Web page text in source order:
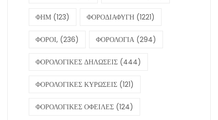
ΦΗΜ (123) ΦΟΡΟΔΙΑΦΥΓΗ (1221)
ΦΟΡΟΙ, (236) ΦΟΡΟΛΟΓΙΑ (294)
ΦΟΡΟΛΟΓΙΚΕΣ ΔΗΛΩΣΕΙΣ (444)
ΦΟΡΟΛΟΓΙΚΕΣ ΚΥΡΩΣΕΙΣ (121)
ΦΟΡΟΛΟΓΙΚΕΣ ΟΦΕΙΛΕΣ (124)